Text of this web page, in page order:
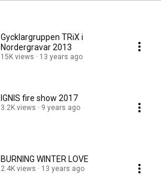
Gycklargruppen TRiX i
Nordergravar 2013
15K views 13 years ago
IGNIS fire show 2017
3.2K views 9 years ago
BURNING WINTER LOVE
2.4K views 13 years ago